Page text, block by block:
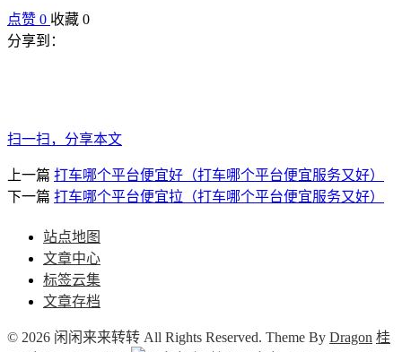
点赞 0 收藏 0
分享到：
扫一扫，分享本文
上一篇 打车哪个平台便宜好（打车哪个平台便宜服务又好）
下一篇 打车哪个平台便宜拉（打车哪个平台便宜服务又好）
站点地图
文章中心
标签云集
文章存档
© 2026 闲闲来来转转 All Rights Reserved. Theme By Dragon 桂